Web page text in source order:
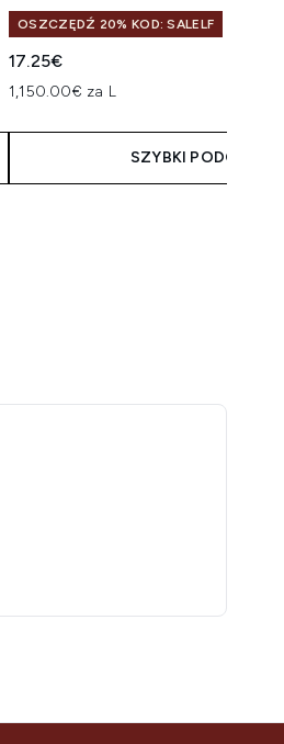
OSZCZĘDŹ 20% KOD: SALELF
17.25€
1,150.00€ za L
SZYBKI PODGLĄD